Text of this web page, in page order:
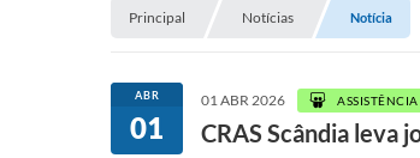
Principal Notícias Notícia
ABR
01
01 ABR 2026 ASSISTÊNCIA
CRAS Scândia leva